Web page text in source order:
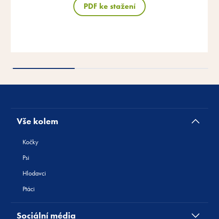
PDF ke stažení
PDF ke stažení
Vše kolem
Kočky
Psi
Hlodavci
Ptáci
Sociální média